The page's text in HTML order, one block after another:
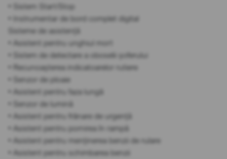
• Sistem Start/Stop
• Instrumentar de bord complet digital
Sisteme de asistență
• Asistent pentru unghiul mort
• Sistem de detectare a oboselii șoferului
• Recunoașterea indicatoarelor rutiere
• Senzor de ploaie
• Asistent pentru faza lungă
• Senzor de lumină
• Asistent pentru frânare de urgență
• Asistent pentru pornirea în rampă
• Asistent pentru menținerea benzii de rulare
• Asistent pentru schimbarea benzii